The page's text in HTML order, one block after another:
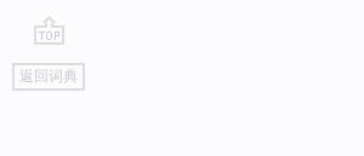
go
top
返回词典